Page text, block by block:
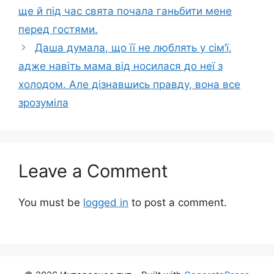
ще й під час свята почала ганьбити мене
перед гостями.
Даша думала, що її не люблять у сім’ї,
адже навіть мама від носилася до неї з
холодом. Але дізнавшись правду, вона все
зрозуміла
Leave a Comment
You must be logged in to post a comment.